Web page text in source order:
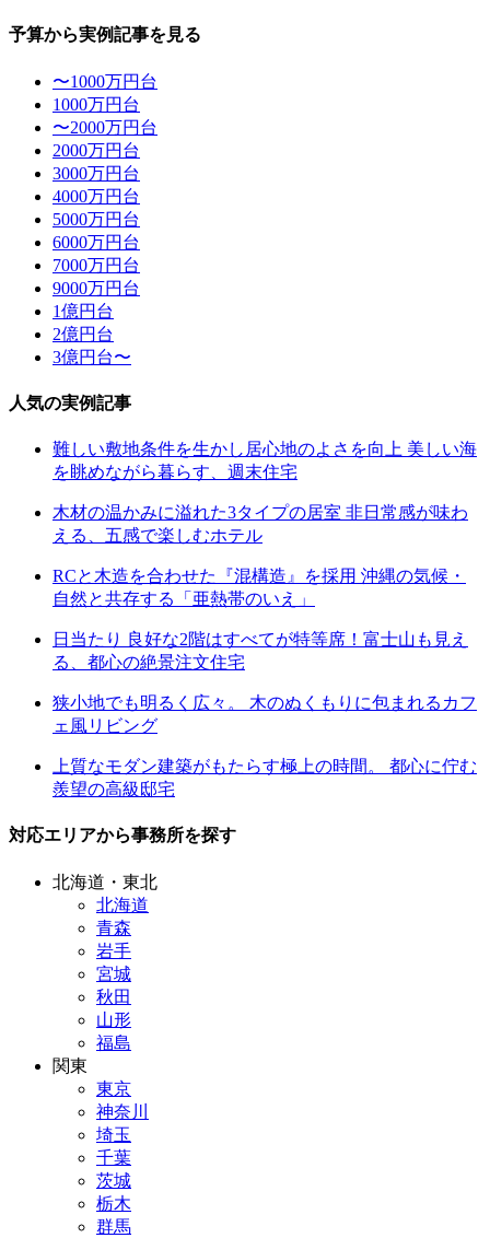
予算から実例記事を見る
〜1000万円台
1000万円台
〜2000万円台
2000万円台
3000万円台
4000万円台
5000万円台
6000万円台
7000万円台
9000万円台
1億円台
2億円台
3億円台〜
人気の実例記事
難しい敷地条件を生かし居心地のよさを向上 美しい海
を眺めながら暮らす、週末住宅
木材の温かみに溢れた3タイプの居室 非日常感が味わ
える、五感で楽しむホテル
RCと木造を合わせた『混構造』を採用 沖縄の気候・
自然と共存する「亜熱帯のいえ」
日当たり 良好な2階はすべてが特等席！富士山も見え
る、都心の絶景注文住宅
狭小地でも明るく広々。 木のぬくもりに包まれるカフ
ェ風リビング
上質なモダン建築がもたらす極上の時間。 都心に佇む
羨望の高級邸宅
対応エリアから事務所を探す
北海道・東北
北海道
青森
岩手
宮城
秋田
山形
福島
関東
東京
神奈川
埼玉
千葉
茨城
栃木
群馬